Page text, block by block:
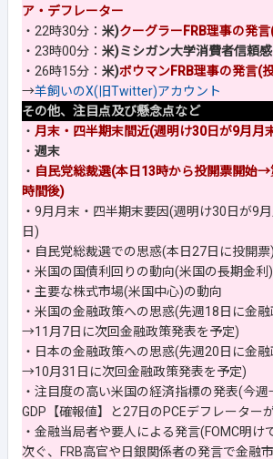
ア・デフレーター
・22時30分： 米)クーグラーFRB理事の発
・23時00分： 米)ミシガン大学消費者信頼感
・26時15分： 米)ボウマンFRB理事の発言(
→羊飼いのX(旧Twitter)アカウント
その他、注目点及び懸念点など
・ 月末・四半期末間近(週明け30日が9月月
・ 週末
・ 自民党総裁選(本日13時から投開票開始→
時間後)
・9月月末・四半期末要因(週明け30日が9
日)
・自民党総裁選での思惑(本日27日に投開票)
・米国の国債利回りの動向(米国の長期金利)
・主要な株式市場(米国中心)の動向
・米国の金融政策への思惑(先週18日に金
→11月7日に次回金融政策発表を予定)
・日本の金融政策への思惑(先週20日に金
→10月31日に次回金融政策発表を予定)
・注目度の高い米国の経済指標の発表(今
GDP【確報値】と27日のPCEデフレーター
・金融当局者や要人による発言(FOMC明け
次ぐ、FRB高官や日銀関係者の発言で金融